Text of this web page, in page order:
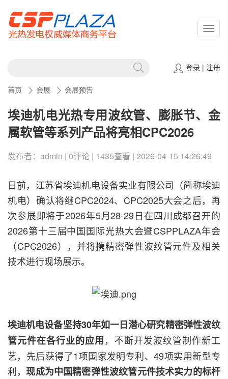
登录| 注册
首页 会展 会展预告
埃迪机电光热专用波纹管、膨胀节、金
属软管等系列产品将亮相CPC2026
发布者：admin | 0评论 | 1435查看 | 2026-04-15 14:26:49
日前，江苏省埃迪机电设备实业有限公司（简称埃迪
机电）确认将继CPC2024、CPC2025大会之后，再
次参展即将于2026年5月28-29日在四川成都召开的
2026第十三届中国国际光热大会暨CSPPLAZA年会
（CPC2026），并将携精密弹性波纹管元件及相关
技术进行现场展示。
埃迪机电设备坚持30年如一日潜心研究精密弹性波纹
管元件在各行业的应用，不断开发波纹管制作新工
艺，先后获得了1项国家发明专利、49项实用新型专
利，现成为中国精密弹性波纹管元件技术实力的标杆